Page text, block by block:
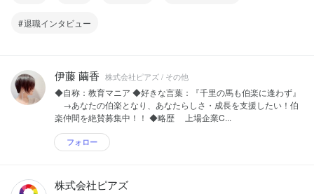
退職インタビュー
伊藤 繭香 株式会社ピアズ / その他
◆自称：教育マニア ◆好きな言葉：『千里の馬も伯楽に逢わず』
→あなたの伯楽となり、あなたらしさ・成長を支援したい！伯
楽仲間を絶賛募集中！！ ◆略歴 上場企業C...
フォロー
株式会社ピアズ